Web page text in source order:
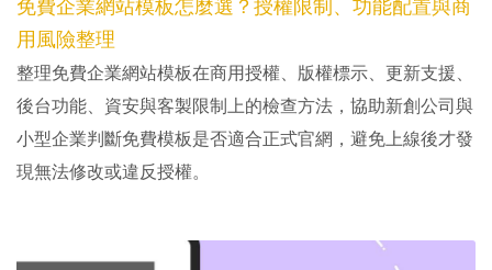
用風險整理
整理免費企業網站模板在商用授權、版權標示、更新支援、
後台功能、資安與客製限制上的檢查方法，協助新創公司與
小型企業判斷免費模板是否適合正式官網，避免上線後才發
現無法修改或違反授權。